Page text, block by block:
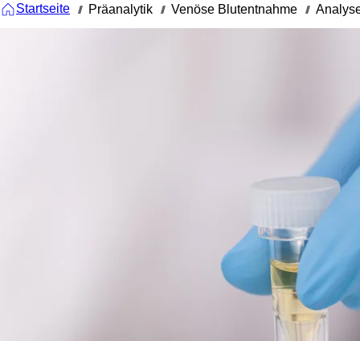
Startseite /// Präanalytik /// Venöse Blutentnahme ///